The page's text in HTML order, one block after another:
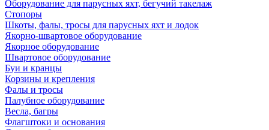
Оборудование для парусных яхт, бегучий такелаж
Стопоры
Шкоты, фалы, тросы для парусных яхт и лодок
Якорно-швартовое оборудование
Якорное оборудование
Швартовое оборудование
Буи и кранцы
Корзины и крепления
Фалы и тросы
Палубное оборудование
Весла, багры
Флагштоки и основания